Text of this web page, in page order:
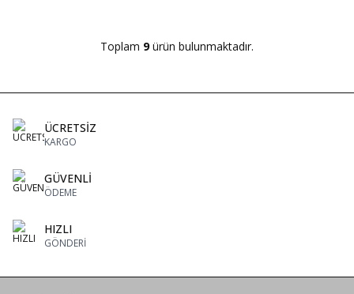
Toplam 9ürün bulunmaktadır.
ÜCRETSİZ
KARGO
GÜVENLİ
ÖDEME
HIZLI
GÖNDERİ